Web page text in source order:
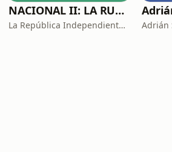
NACIONAL II: LA RUTA DEL EXILIO
La República Independiente de la Radio Adrián